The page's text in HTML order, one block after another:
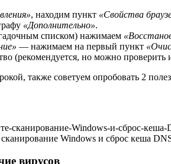
, находим пункт «Свойства
«Дополнительно».
списком) нажимаем
— нажимаем на первый пункт
(рекомендуется, но можно проверить
также советуем опробовать 2
Windows и сброс кеша
вирусов